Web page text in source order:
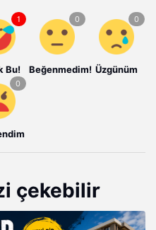
Bu! Beğenmedim! Üzgünüm
çekebilir